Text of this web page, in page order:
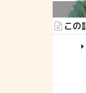
この